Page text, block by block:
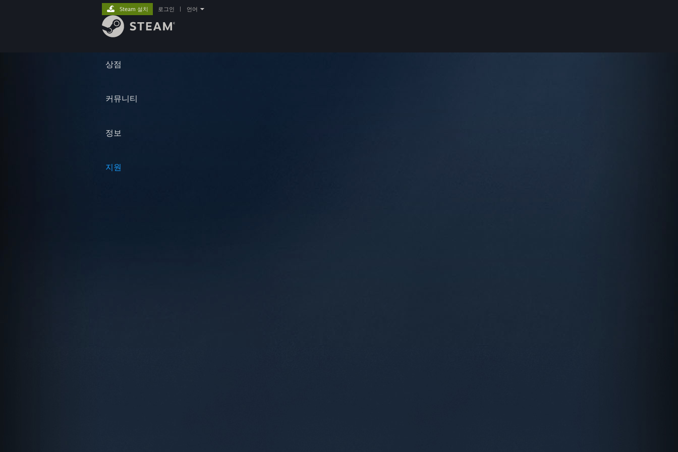
상점
커뮤니티
정보
지원
Steam 설치 로그인 언어